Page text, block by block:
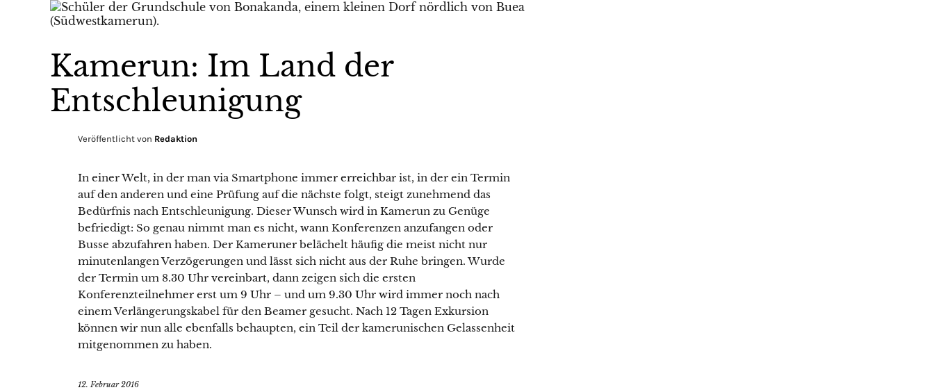
Kamerun: Im Land der
Entschleunigung
Veröffentlicht von Redaktion
In einer Welt, in der man via Smartphone immer erreichbar ist, in der ein Termin
auf den anderen und eine Prüfung auf die nächste folgt, steigt zunehmend das
Bedürfnis nach Entschleunigung. Dieser Wunsch wird in Kamerun zu Genüge
befriedigt: So genau nimmt man es nicht, wann Konferenzen anzufangen oder
Busse abzufahren haben. Der Kameruner belächelt häufig die meist nicht nur
minutenlangen Verzögerungen und lässt sich nicht aus der Ruhe bringen. Wurde
der Termin um 8.30 Uhr vereinbart, dann zeigen sich die ersten
Konferenzteilnehmer erst um 9 Uhr – und um 9.30 Uhr wird immer noch nach
einem Verlängerungskabel für den Beamer gesucht. Nach 12 Tagen Exkursion
können wir nun alle ebenfalls behaupten, ein Teil der kamerunischen Gelassenheit
mitgenommen zu haben.
12. Februar 2016